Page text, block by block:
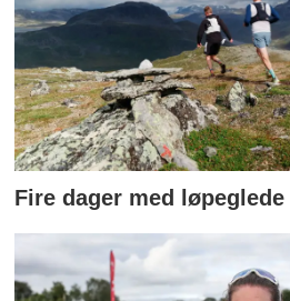
Fire dager med